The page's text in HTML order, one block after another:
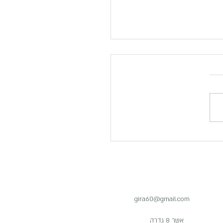
gira60@gmail.com
אשר 8 גדרה